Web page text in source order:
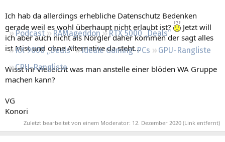
Podcast RAMageddon
RTX 5000 „Deals“
RX 9000 „Deals“
Ideale Gaming-PCs
GPU-Rangliste
CPU-Rangliste
Ich hab da allerdings erhebliche Datenschutz Bedenken
gerade weil es wohl überhaupt nicht erlaubt ist?
Jetzt will
ich aber auch nicht als Nörgler daher kommen der sagt alles
ist Mist und ohne Alternative da steht...
Wisst ihr vielleicht was man anstelle einer blöden WA Gruppe
machen kann?
VG
Konori
Zuletzt bearbeitet von einem Moderator: 12. Dezember 2020 (Link entfernt)